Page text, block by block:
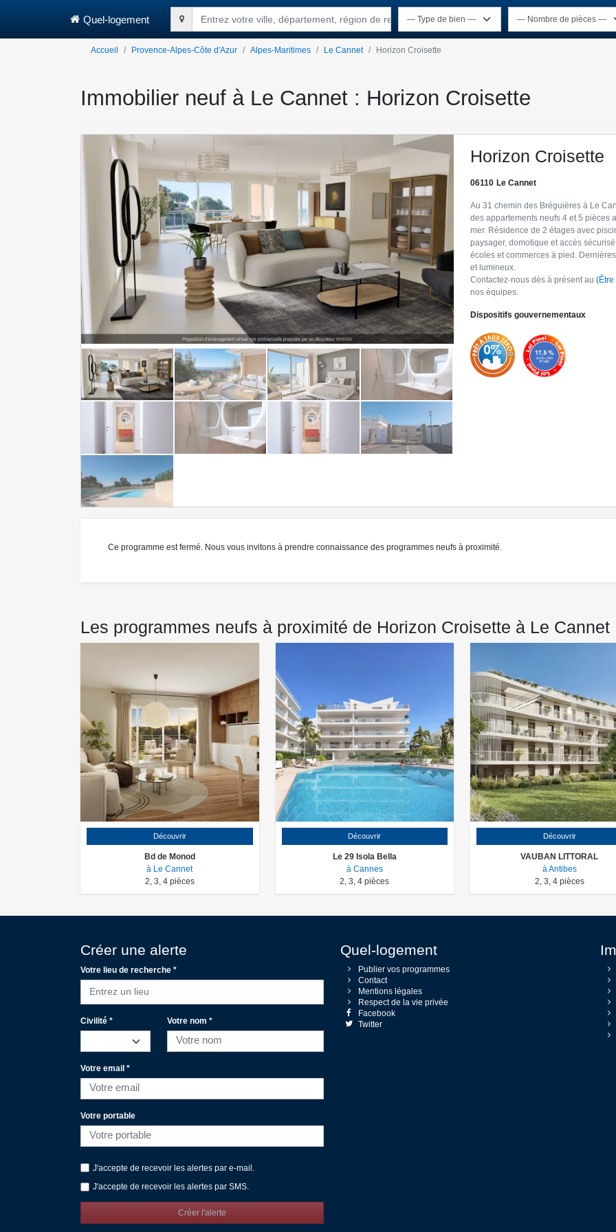
Quel-logement Entrez votre ville, département, région de recherche
Accueil Provence-Alpes-Côte d'Azur Alpes-Maritimes Le Cannet Horizon Croisette
Immobilier neuf à Le Cannet : Horizon Croisette
Horizon Croisette
06110 Le Cannet
Au 31 chemin des Bréguières à Le
des appartements neufs 4 et 5 pièces
mer. Résidence de 2 étages avec
paysager, domotique et accès
écoles et commerces à pied.
et lumineux.
Contactez-nous dès à présent au
nos équipes.
» Lire la suite
Dispositifs gouvernementaux
Ce programme est fermé. Nous vous invitons à prendre connaissance des programmes neufs à proximité.
Les programmes neufs à proximité de Horizon Croisette à Le Cannet
Découvrir
Bd de Monod
à Le Cannet
2 3 4 pièces
Découvrir
Le 29 Isola Bella
à Cannes
2 3 4 pièces
Découvrir
VAUBAN LITTORAL
à Antibes
2 3 4 pièces
Créer une alerte
Votre lieu de recherche *
Entrez un lieu
Civilité * Votre nom *
Votre email *
Votre portable
J'accepte de recevoir les alertes par e-mail.
J'accepte de recevoir les alertes par SMS.
Créer l'alerte
Quel-logement
Publier vos programmes
Contact
Mentions légales
Respect de la vie privée
Facebook
Twitter